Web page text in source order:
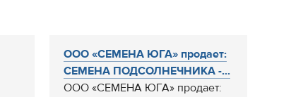
ООО «СЕМЕНА ЮГА» продает:
СЕМЕНА ПОДСОЛНЕЧНИКА -...
ООО «СЕМЕНА ЮГА» продает: